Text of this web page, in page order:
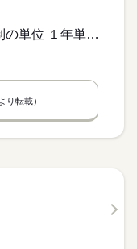
変形労働時間制 変形労働時間制の単位 １年単位 就業時間１ 8時30分〜17時00分
り転載）